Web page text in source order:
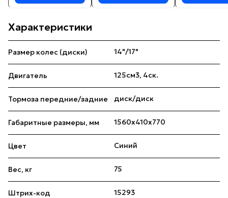
Характеристики
Размер колес (диски) 14"/17"
Двигатель 125см3, 4ск.
Тормоза передние/задние диск/диск
Габаритные размеры, мм 1560x410x770
Цвет Синий
Вес, кг 75
Штрих-код 15293